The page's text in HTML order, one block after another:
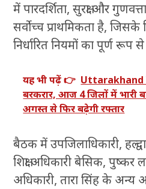
में पारदर्शिता, सुरक्षा और
सर्वोच्च प्राथमिकता है, जिसके
निर्धारित नियमों का पूर्ण रूप
यह भी पढ़ें 👉 Uttarakhand
बरकरार, आज 4 जिलों में भारी
अगस्त से फिर बढ़ेगी रफ्तार
बैठक में उपजिलाधिकारी,
शिक्षा अधिकारी बेसिक, पुष्कर
अधिकारी, तारा सिंह के अन्य